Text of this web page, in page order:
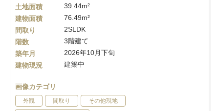
土地面積
39.44m²
建物面積
76.49m²
間取り
2SLDK
階数
3階建て
築年月
2026年10月下旬
建物現況
建築中
画像カテゴリ
外観 間取り その他現地